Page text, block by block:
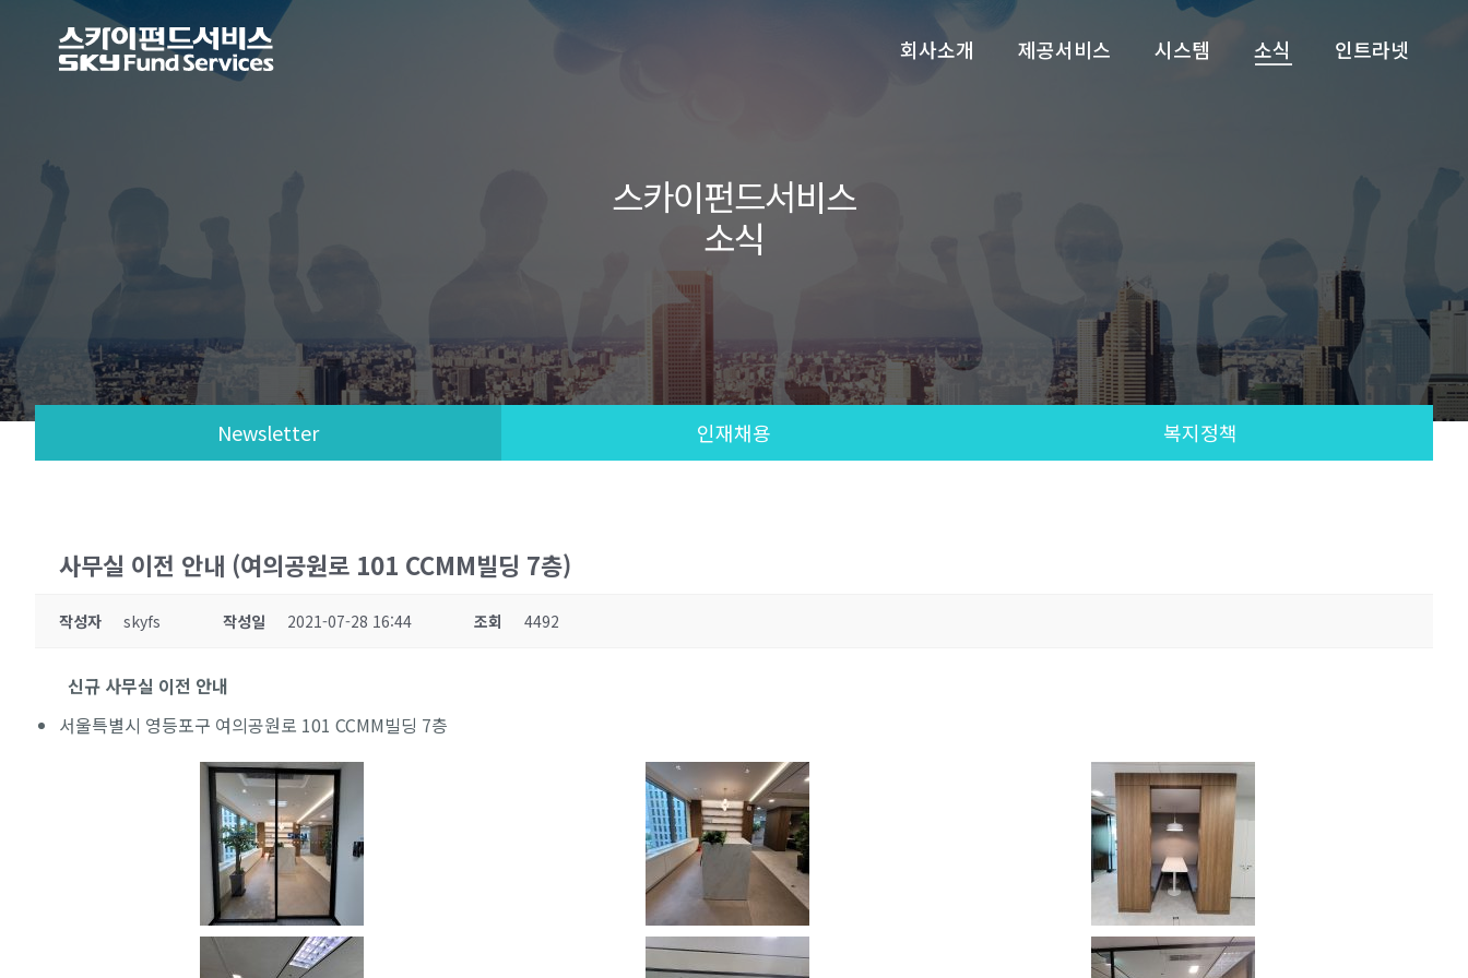
회사소개 제공서비스 시스템 소식 인트라넷
스카이펀드서비스
소식
Newsletter 인재채용 복지정책
사무실 이전 안내 (여의공원로 101 CCMM빌딩 7층)
작성자 skyfs 작성일 2021-07-28 16:44 조회 4492
신규 사무실 이전 안내
서울특별시 영등포구 여의공원로 101 CCMM빌딩 7층